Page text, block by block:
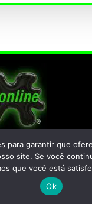
Online®
para garantir que
site. Se você
que você está
Ok